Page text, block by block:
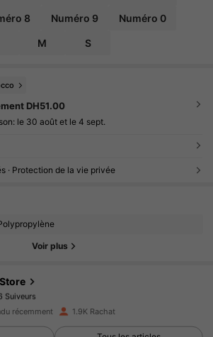
8 Numéro 9 Numéro 0
M S
DH51.00
le 30 août et le 4 sept.
· Protection de la vie privée
Voir plus
Suiveurs
Suiveurs
Suiveurs
Suiveurs
récemment 1.9K Rachat